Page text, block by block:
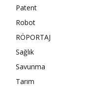
Patent
Robot
RÖPORTAJ
Sağlık
Savunma
Tarım